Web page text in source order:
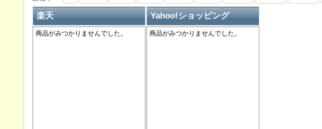
楽天
商品がみつかりませんでした。
Yahoo!ショッピング
商品がみつかりませんでした。